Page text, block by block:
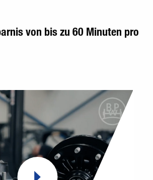
von bis zu 60 Minuten pro